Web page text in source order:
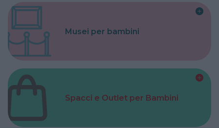
Musei per bambini
Spacci e Outlet per Bambini